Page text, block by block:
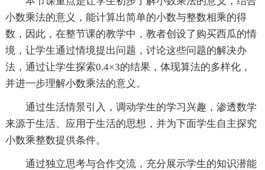
小数乘法的意义，能计算出简单的小数与整数相乘的得
数，因此，在整节课的教学中，教者创设了购买西瓜的情
境，让学生通过情境提出问题，讨论这些问题的解决办
法，通过让学生探索0.4×3的结果，体现算法的多样化，
并进一步理解小数乘法的意义。
通过生活情景引入，调动学生的学习兴趣，渗透数学
来源于生活、应用于生活的思想，并为下面学生自主探究
小数乘整数提供条件。
通过独立思考与合作交流，充分展示学生的知识潜能